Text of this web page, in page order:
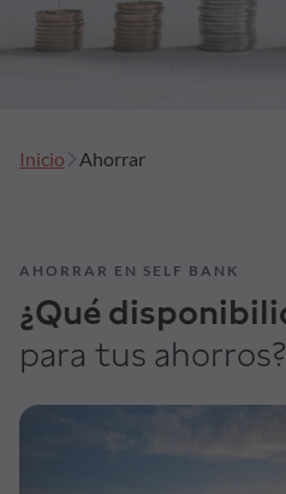
Síguenos
Inicio Ahorrar
AHORRAR EN SELF BANK
¿Qué
para tus ahorros?